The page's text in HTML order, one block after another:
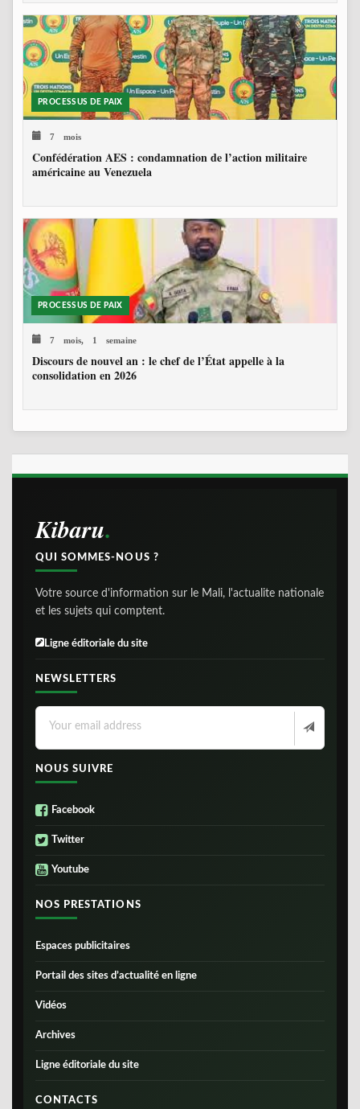
PROCESSUS DE PAIX
7 mois
Confédération AES : condamnation de l’action militaire
américaine au Venezuela
PROCESSUS DE PAIX
7 mois, 1 semaine
Discours de nouvel an : le chef de l’État appelle à la
consolidation en 2026
Kibaru
QUI SOMMES-NOUS ?
Votre source d'information sur le Mali, l'actualite nationale
et les sujets qui comptent.
Ligne éditoriale du site
NEWSLETTERS
NOUS SUIVRE
Facebook
Twitter
Youtube
NOS PRESTATIONS
Espaces publicitaires
Portail des sites d’actualité en ligne
Vidéos
Archives
Ligne éditoriale du site
CONTACTS